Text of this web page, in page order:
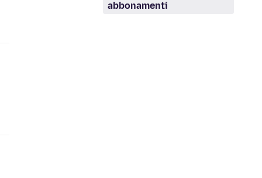
abbonamenti